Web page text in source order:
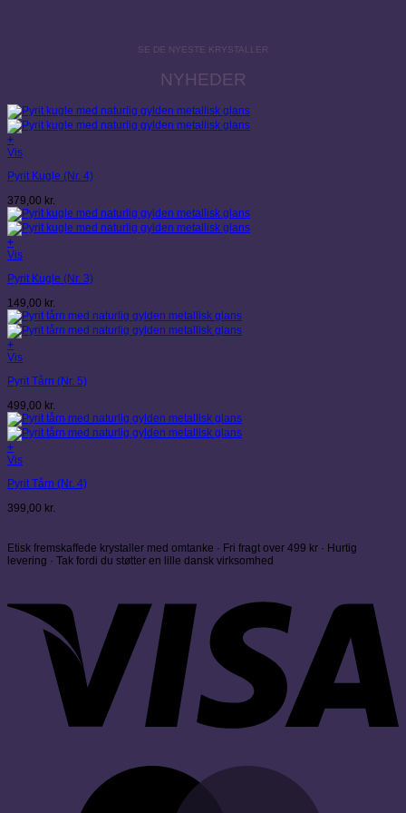
SE DE NYESTE KRYSTALLER
NYHEDER
+
Vis
Pyrit Kugle (Nr. 4)
379,00 kr.
+
Vis
Pyrit Kugle (Nr. 3)
149,00 kr.
+
Vis
Pyrit Tårn (Nr. 5)
499,00 kr.
+
Vis
Pyrit Tårn (Nr. 4)
399,00 kr.
Etisk fremskaffede krystaller med omtanke · Fri fragt over 499 kr · Hurtig
levering · Tak fordi du støtter en lille dansk virksomhed